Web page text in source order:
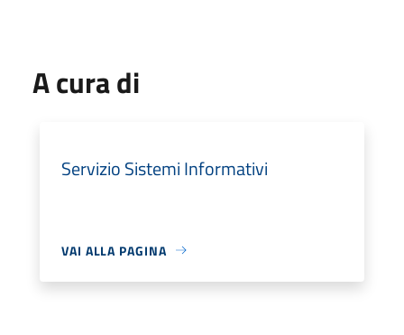
A cura di
Servizio Sistemi Informativi
VAI ALLA PAGINA